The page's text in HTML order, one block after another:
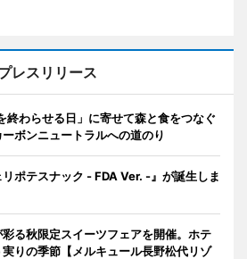
レスリリース
わらせる日」に寄せて森と食をつなぐ
ボンニュートラルへの道のり
ポテスナック - FDA Ver. -』が誕生しま
る秋限定スイーツフェアを開催。ホテ
りの季節【メルキュール長野松代リゾ